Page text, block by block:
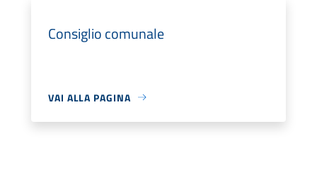
Consiglio comunale
VAI ALLA PAGINA